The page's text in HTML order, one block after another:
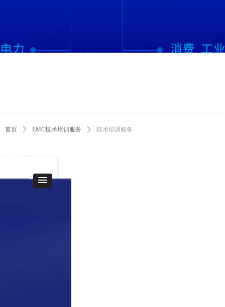
务
首页 ꄲ EMC技术培训服务 ꄲ 技术培训服务